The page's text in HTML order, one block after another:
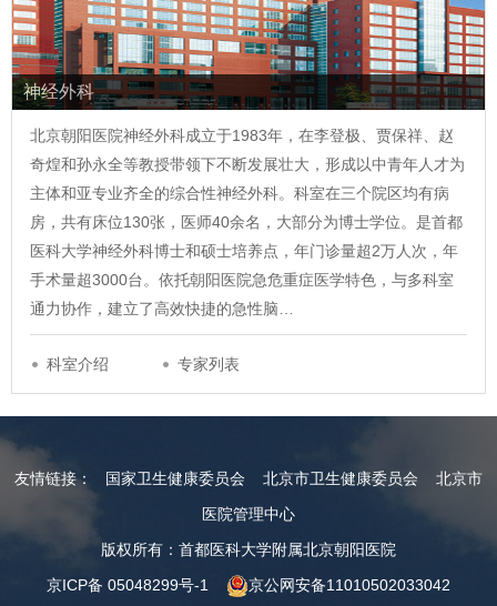
神经外科
北京朝阳医院神经外科成立于1983年，在李登极、贾保祥、赵
奇煌和孙永全等教授带领下不断发展壮大，形成以中青年人才为
主体和亚专业齐全的综合性神经外科。科室在三个院区均有病
房，共有床位130张，医师40余名，大部分为博士学位。是首都
医科大学神经外科博士和硕士培养点，年门诊量超2万人次，年
手术量超3000台。依托朝阳医院急危重症医学特色，与多科室
通力协作，建立了高效快捷的急性脑…
科室介绍 专家列表
友情链接： 国家卫生健康委员会 北京市卫生健康委员会
北京市
医院管理中心
版权所有：首都医科大学附属北京朝阳医院
京ICP备 05048299号-1
京公网安备11010502033042